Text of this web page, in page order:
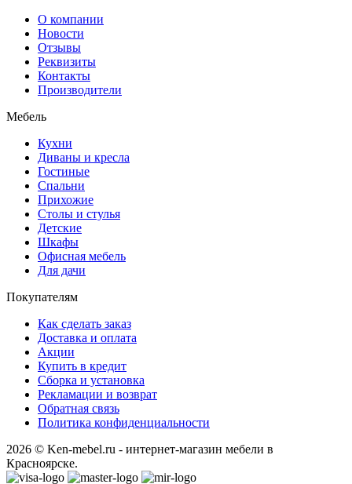
О компании
Новости
Отзывы
Реквизиты
Контакты
Производители
Мебель
Кухни
Диваны и кресла
Гостиные
Спальни
Прихожие
Столы и стулья
Детские
Шкафы
Офисная мебель
Для дачи
Покупателям
Как сделать заказ
Доставка и оплата
Акции
Купить в кредит
Сборка и установка
Рекламации и возврат
Обратная связь
Политика конфиденциальности
2026 © Ken-mebel.ru - интернет-магазин мебели в
Красноярске.